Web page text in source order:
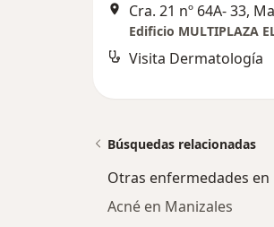
Cra. 21 nº 64A- 33,
Visita Dermatología
Búsquedas relacionadas
Otras enfermedades en
Acné en Manizales